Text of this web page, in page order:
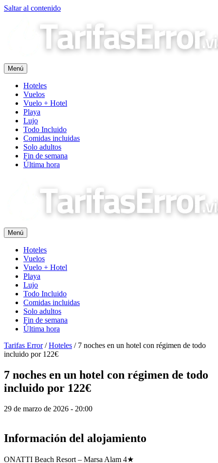
Saltar al contenido
Menú
Hoteles
Vuelos
Vuelo + Hotel
Playa
Lujo
Todo Incluido
Comidas incluidas
Solo adultos
Fin de semana
Última hora
Menú
Hoteles
Vuelos
Vuelo + Hotel
Playa
Lujo
Todo Incluido
Comidas incluidas
Solo adultos
Fin de semana
Última hora
Tarifas Error/Hoteles / 7 noches en un hotel con régimen de todo
incluido por 122€
7 noches en un hotel con régimen de todo
incluido por 122€
29 de marzo de 2026 - 20:00
Información del alojamiento
ONATTI Beach Resort – Marsa Alam 4★